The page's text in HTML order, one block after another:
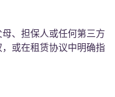
、担保人或任何第三方
或在租赁协议中明确指